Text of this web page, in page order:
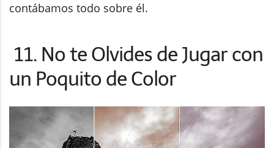
contábamos todo sobre él.
11. No te Olvides de Jugar con
un Poquito de Color